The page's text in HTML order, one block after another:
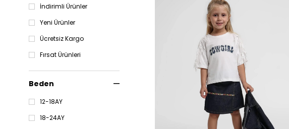
İndirimli Ürünler
Yeni Ürünler
Ücretsiz Kargo
Fırsat Ürünleri
Beden
12-18AY
18-24AY